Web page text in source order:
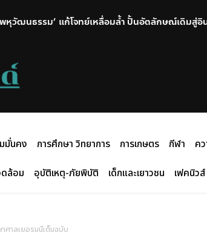
หุวัฒนธรรม’ แก้โจทย์เหลื่อมล้ำ ปั้นอัตลักษณ์เดิมสู่อิ
มั่นคง การศึกษา วิทยาการ การเกษตร กีฬา
ค
ล้อม อุบัติเหตุ-ภัยพิบัติ เด็กและเยาวชน เฟคนิวส์
ศาลเยอรมนีเต็มฉบับ